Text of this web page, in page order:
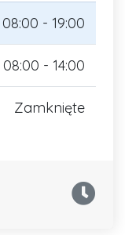
08:00 - 19:00
08:00 - 14:00
Zamknięte